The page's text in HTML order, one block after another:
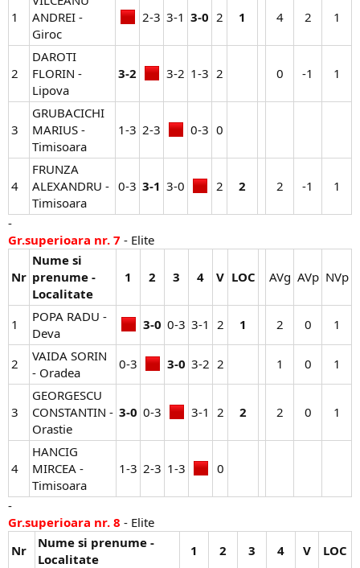
1
ANDREI -
Giroc
2-3​ 3-1​ 3-0 2​ 1 4​ 2​ 1​
2
DAROTI
FLORIN -
Lipova
3-2 3-2​ 1-3​ 2​ 0​ -1​ 1​
3
GRUBACICHI
MARIUS -
Timisoara
1-3​ 2-3​ 0-3​ 0​
4
FRUNZA
ALEXANDRU -
Timisoara
0-3​ 3-1 3-0​ 2​ 2 2​ -1​ 1​
-
Gr.superioara nr. 7 - Elite
Nr
Nume si
prenume -
Localitate
1 2 3 4 V LOC AVg​ AVp​ NVp​
1
POPA RADU -
Deva
3-0 0-3​ 3-1​ 2​ 1 2​ 0​ 1​
2
VAIDA SORIN
- Oradea
0-3​ 3-0 3-2​ 2​ 1​ 0​ 1​
3
GEORGESCU
CONSTANTIN -
Orastie
3-0 0-3​ 3-1​ 2​ 2 2​ 0​ 1​
4
HANCIG
MIRCEA -
Timisoara
1-3​ 2-3​ 1-3​ 0​
-
Gr.superioara nr. 8 - Elite
Nr
Nume si prenume -
Localitate
1 2 3 4 V LOC